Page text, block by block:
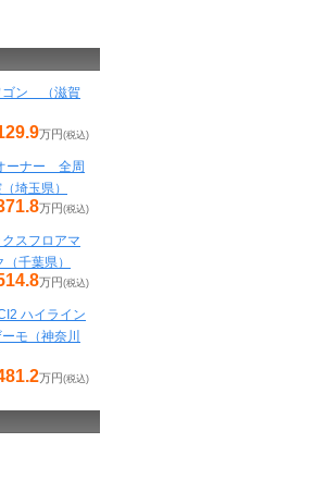
ゴン （滋賀
万円 (税込)
ーナー 全周
埼玉県）
万円 (税込)
スフロアマ
千葉県）
万円 (税込)
ハイライン
モ（神奈川
万円 (税込)